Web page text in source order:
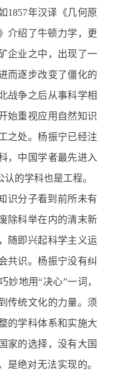
1857年汉译《几何原
介绍了牛顿力学，更
企业之中，出现了一
而逐步改变了僵化的
战争之后从事科学相
始重视应用自然知识
之处。杨振宁已经注
，中国学者最先进入
的学科也是工程。
识分子看到前所未有
除科举在内的清末新
随即兴起科学主义运
共识。杨振宁没有纠
妙地用“决心”一词，
传统文化的力量。须
的学科体系和实施大
家的选择，没有大国
是绝对无法实现的。